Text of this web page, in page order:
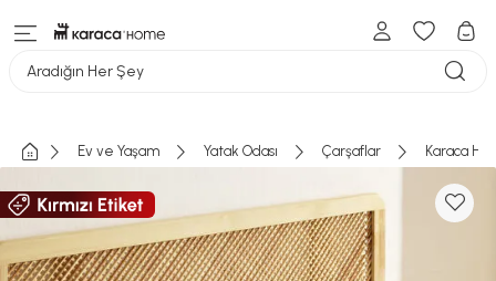
Aradığın Her Şey
Ev ve Yaşam Yatak Odası Çarşaflar Karaca